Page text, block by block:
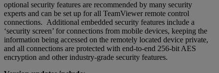
optional security features are recommended by many security
experts and can be set up for all TeamViewer remote control
connections. Additional embedded security features include a
‘security screen’ for connections from mobile devices, keeping the
information being accessed on the remotely located device private,
and all connections are protected with end-to-end 256-bit AES
encryption and other industry-grade security features.